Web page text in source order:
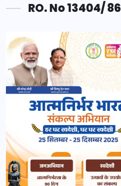
RO. No 13404/ 86